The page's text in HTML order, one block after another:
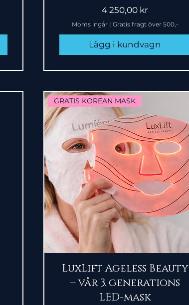
Pris
4 250,00 kr
Moms ingår| Gratis fragt över 500,-
Lägg i kundvagn
Snabbvisning
GRATIS KOREAN MASK
LuxLift Ageless Beauty
– vår 3. generations
LED-mask